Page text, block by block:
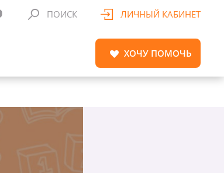
ПОИСК ЛИЧНЫЙ КАБИНЕТ
ХОЧУ ПОМОЧЬ